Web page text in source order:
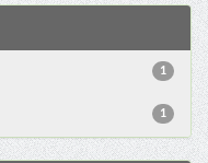
1
1